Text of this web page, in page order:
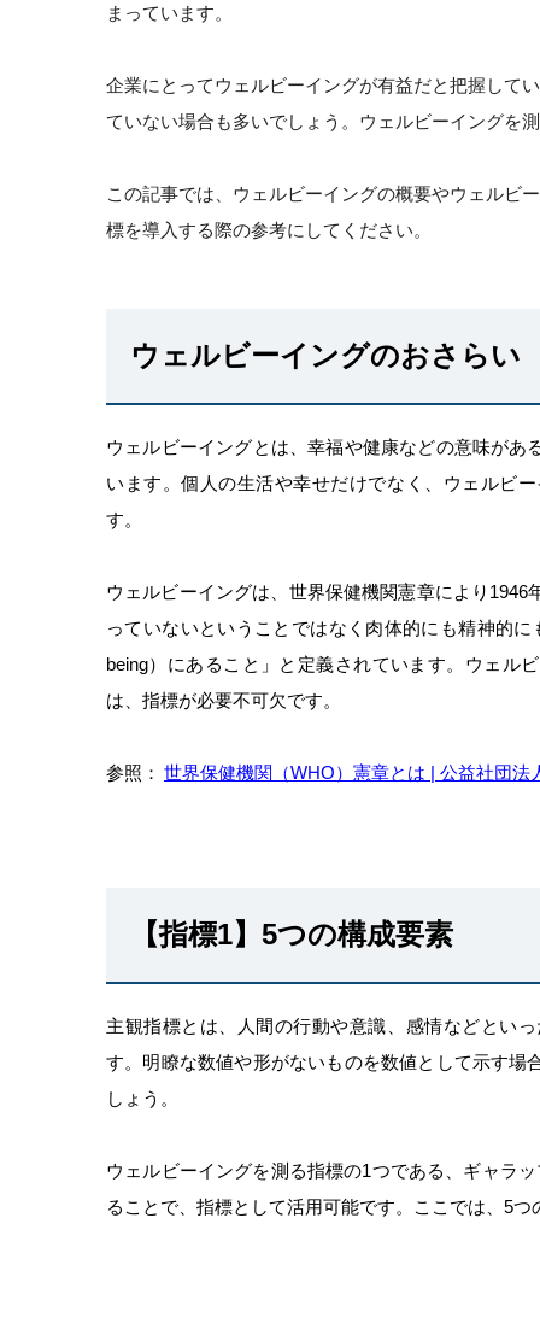
まっています。
企業にとってウェルビーイングが有益だと把握して
ていない場合も多いでしょう。ウェルビーイングを
この記事では、ウェルビーイングの概要やウェルビ
標を導入する際の参考にしてください。
ウェルビーイングのおさらい
ウェルビーイングとは、幸福や健康などの意味が
います。個人の生活や幸せだけでなく、ウェルビ
す。
ウェルビーイングは、世界保健機関憲章により
っていないということではなく肉体的にも精神的
being）にあること」と定義されています。ウェル
は、指標が必要不可欠です。
参照： 世界保健機関（WHO）憲章とは | 公益社団法
【指標1】5つの構成要素
主観指標とは、人間の行動や意識、感情などとい
す。明瞭な数値や形がないものを数値として示す
しょう。
ウェルビーイングを測る指標の1つである、ギャラ
ることで、指標として活用可能です。ここでは、5